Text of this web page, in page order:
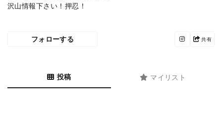
沢山情報下さい！押忍！
フォローする 共有
投稿 マイリスト